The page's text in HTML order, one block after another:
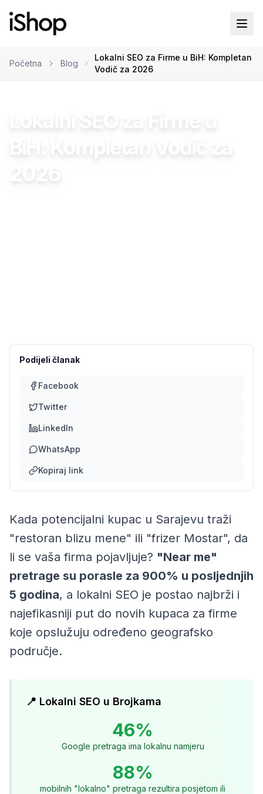
Početna Blog
Lokalni SEO za Firme u BiH: Kompletan
Vodič za 2026
Lokalni SEO za Firme u
BiH: Kompletan Vodič za
Podijeli članak
Facebook
Twitter
LinkedIn
WhatsApp
Kopiraj link
Kada potencijalni kupac u Sarajevu traži
"restoran blizu mene" ili "frizer Mostar", da
li se vaša firma pojavljuje? "Near me"
pretrage su porasle za 900% u posljednjih
5 godina, a lokalni SEO je postao najbrži i
najefikasniji put do novih kupaca za firme
koje opslužuju određeno geografsko
područje.
📍 Lokalni SEO u Brojkama
46%
Google pretraga ima lokalnu namjeru
88%
mobilnih "lokalno" pretraga rezultira posjetom ili